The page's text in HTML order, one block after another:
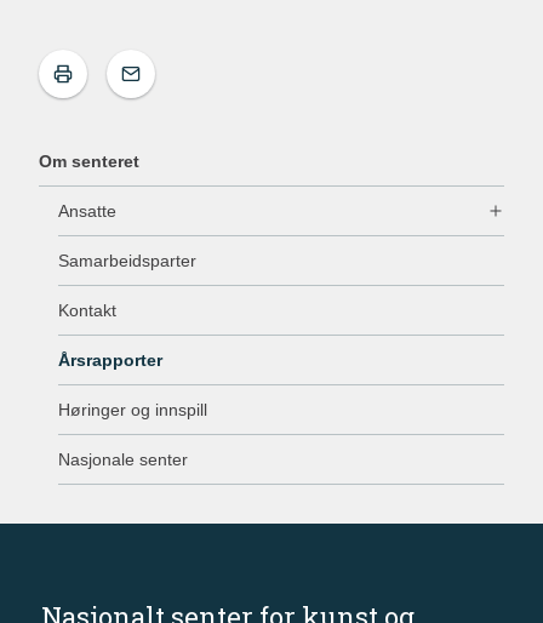
Om senteret
Ansatte
Samarbeidsparter
Kontakt
Årsrapporter
Høringer og innspill
Nasjonale senter